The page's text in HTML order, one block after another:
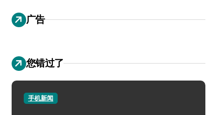
广告
您错过了
手机新闻